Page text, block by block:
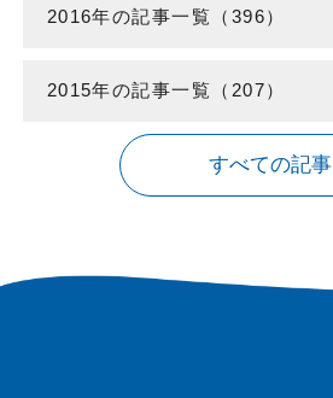
2016年の記事一覧（396）
2015年の記事一覧（207）
すべての記事